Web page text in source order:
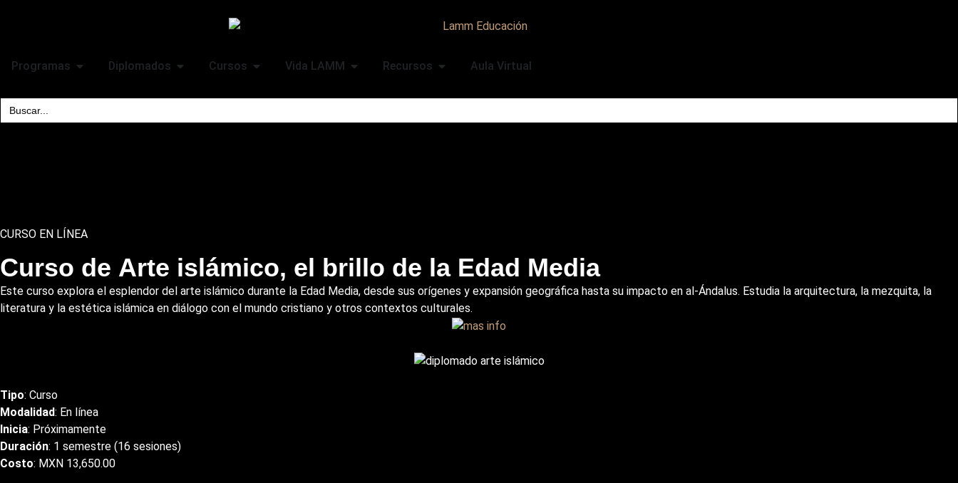
Programas Diplomados Cursos Vida LAMM Recursos Aula Virtual
Search
for:
CURSO EN LÍNEA
Curso de Arte islámico, el brillo de la Edad Media
Este curso explora el esplendor del arte islámico durante la Edad Media, desde sus orígenes y expansión geográfica hasta su impacto en al-Ándalus. Estudia la arquitectura, la mezquita, la
literatura y la estética islámica en diálogo con el mundo cristiano y otros contextos culturales.
Tipo: Curso
Modalidad: En línea
Inicia: Próximamente
Duración: 1 semestre (16 sesiones)
Costo: MXN 13,650.00